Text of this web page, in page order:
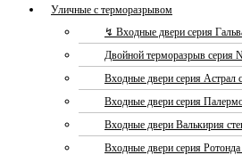
Уличные с терморазрывом
↯ Входные двери серия
Двойной терморазрыв серия
Входные двери серия Астрал
Входные двери серия
Входные двери Валькирия
Входные двери серия Ротонда